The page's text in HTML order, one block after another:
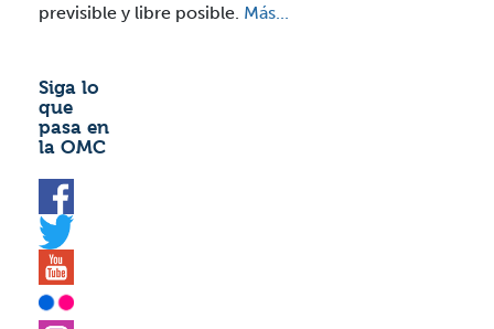
previsible y libre posible. Más...
Siga lo
que
pasa en
la OMC